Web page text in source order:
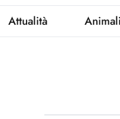
Attualità Animali